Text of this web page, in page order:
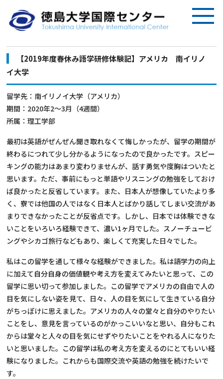
【2019年度春休み語学研修体験記】アメリカ 南イリノ
イ大学
留学先：南イリノイ大学（アメリカ）
期間：2020年2～3月（4週間）
所属：理工学部
最初は英語がぜんぜん聞き取れなくて悔しかったが、留学の期間が
終わるにつれて少し分かるようになったので良かったです。スピー
キングの能力はあまり変わりませんが、話す勇気や度胸はついたと
思います。ただ、事前にもっと単語やリスニングの勉強をしておけ
ば良かったと反省しています。また、日本人が想像していたより多
く、寮では他国の人ではなく日本人とばかり話してしまい交流があ
まりできなかったことが反省点です。しかし、日本では体験できな
いことをいろいろ経験できて、濃い1ヶ月でした。スノーチュービ
ングやシカゴ旅行などもあり、楽しくて充実した日々でした。
私はこの留学を通して様々な経験ができました。私は語学力の向上
に加えて自分自身の価値観や考え方を変えてみたいと思って、この
留学に思い切って参加しました。この留学でアメリカの自由で人の
目を気にしない姿を見て、日々、人の目を気にして生きている自分
がちっぽけに思えました。アメリカの人々の堂々と自分のやりたい
ことをし、意見を言っているのがかっこいいなと思い、自分もこれ
からは堂々と人々の目を気にせずやりたいことをやれる人になりた
いと思いました。この留学は私の考え方を変えるのにとてもいい経
験になりました。これからも国際交流や英語の勉強を続けたいで
す。